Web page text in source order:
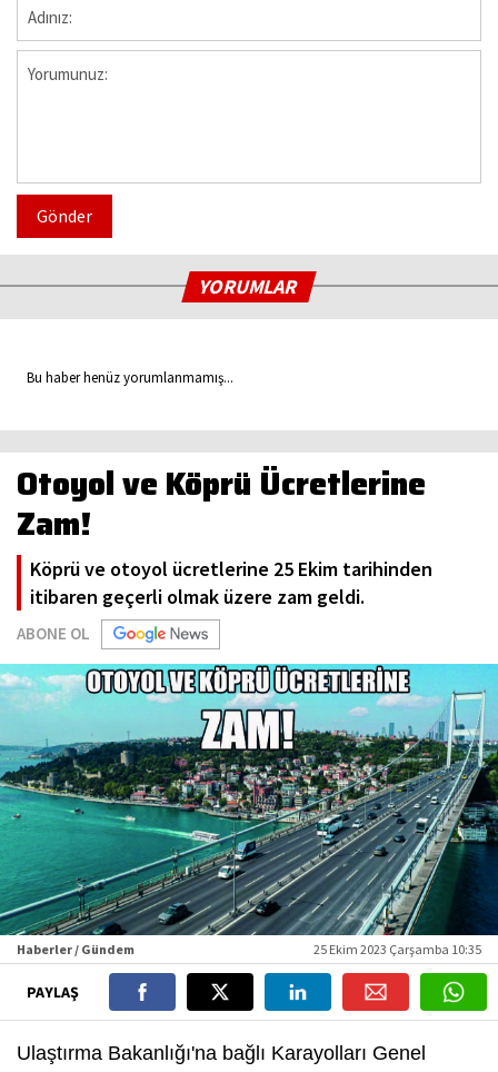
Gönder
YORUMLAR
Bu haber henüz yorumlanmamış...
Otoyol ve Köprü Ücretlerine
Zam!
Köprü ve otoyol ücretlerine 25 Ekim tarihinden
itibaren geçerli olmak üzere zam geldi.
ABONE OL
Haberler / Gündem 25 Ekim 2023 Çarşamba 10:35
PAYLAŞ
Ulaştırma Bakanlığı'na bağlı Karayolları Genel